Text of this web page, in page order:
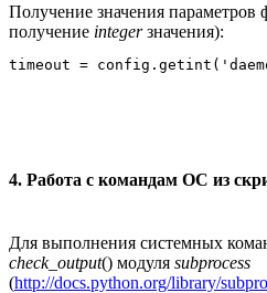
Получение значения
получение integerзначения):
4. Работа с командам ОС из
Для выполнения системных
check_output() модуля subprocess
(http://docs.python.org/library/